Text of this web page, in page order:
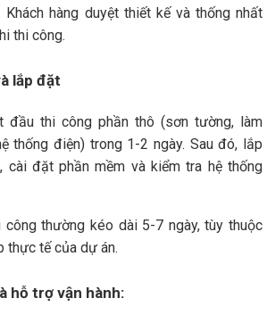
Khách hàng duyệt thiết kế và thống nhất
thi công.
lắp đặt
đầu thi công phần thô (sơn tường, làm
thống điện) trong 1-2 ngày. Sau đó, lắp
cài đặt phần mềm và kiểm tra hệ thống
công thường kéo dài 5-7 ngày, tùy thuộc
thực tế của dự án.
hỗ trợ vận hành: